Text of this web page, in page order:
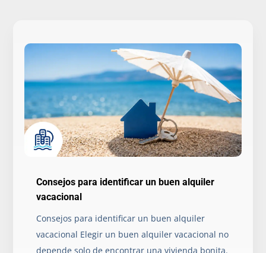
Consejos para identificar un buen alquiler
vacacional
Consejos para identificar un buen alquiler
vacacional Elegir un buen alquiler vacacional no
depende solo de encontrar una vivienda bonita.